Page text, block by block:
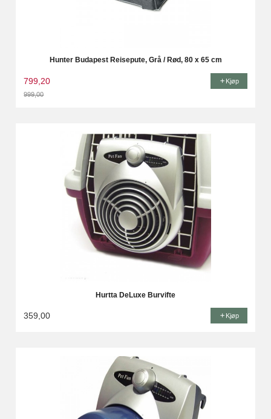
Hunter Budapest Reisepute, Grå / Rød, 80 x 65 cm
799,20
999,00
Kjøp
Hurtta DeLuxe Burvifte
359,00 Kjøp